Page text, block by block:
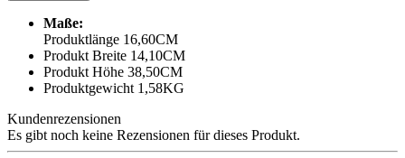
Maße:
Produktlänge 16,60CM
Produkt Breite 14,10CM
Produkt Höhe 38,50CM
Produktgewicht 1,58KG
Kundenrezensionen
Es gibt noch keine Rezensionen für dieses Produkt.